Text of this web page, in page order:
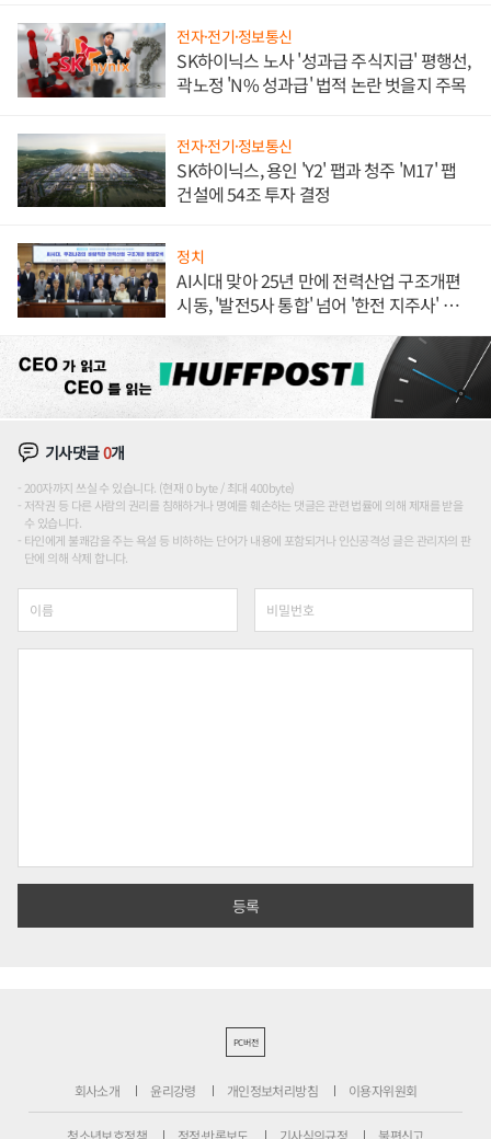
전자·전기·정보통신
SK하이닉스 노사 '성과급 주식지급' 평행선,
곽노정 'N% 성과급' 법적 논란 벗을지 주목
전자·전기·정보통신
SK하이닉스, 용인 'Y2' 팹과 청주 'M17' 팹
건설에 54조 투자 결정
정치
AI시대 맞아 25년 만에 전력산업 구조개편
시동, '발전5사 통합' 넘어 '한전 지주사' 재편
기사댓글0개
200자까지 쓰실 수 있습니다. (현재 0 byte / 최대 400byte)
저작권 등 다른 사람의 권리를 침해하거나 명예를 훼손하는 댓글은 관련 법률에 의해 제재를 받을
수 있습니다.
타인에게 불쾌감을 주는 욕설 등 비하하는 단어가 내용에 포함되거나 인신공격성 글은 관리자의 판
단에 의해 삭제 합니다.
PC버전
회사소개 윤리강령 개인정보처리방침 이용자위원회
청소년보호정책 정정·반론보도 기사심의규정 불편신고